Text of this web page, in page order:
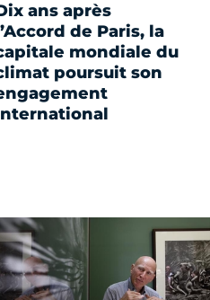
ans après
de Paris, la
mondiale du
poursuit son